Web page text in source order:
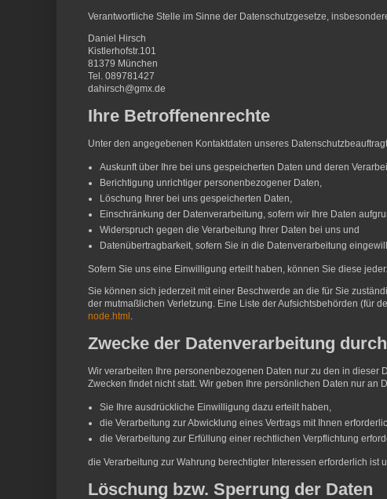
Verantwortliche Stelle im Sinne der Datenschutzgesetze,
Daniel Hirsch
Kistlerhofstr.101
81379 München
Tel. 089781427
dahirsch@gmx.de
Ihre Betroffenenrechte
Unter den angegebenen Kontaktdaten unseres
Auskunft über Ihre bei uns gespeicherten Daten und deren
Berichtigung unrichtiger personenbezogener Daten,
Löschung Ihrer bei uns gespeicherten Daten,
Einschränkung der Datenverarbeitung, sofern wir Ihre Daten
Widerspruch gegen die Verarbeitung Ihrer Daten bei uns und
Datenübertragbarkeit, sofern Sie in die Datenverarbeitung
Sofern Sie uns eine Einwilligung erteilt haben, können Sie diese
Sie können sich jederzeit mit einer Beschwerde an die für Sie
der mutmaßlichen Verletzung. Eine Liste der Aufsichtsbehörden (für
node.html .
Zwecke der Datenverarbeitung
Wir verarbeiten Ihre personenbezogenen Daten nur zu den in
Zwecken findet nicht statt. Wir geben Ihre persönlichen Daten nur an
Sie Ihre ausdrückliche Einwilligung dazu erteilt haben,
die Verarbeitung zur Abwicklung eines Vertrags mit Ihnen
die Verarbeitung zur Erfüllung einer rechtlichen Verpflichtung
die Verarbeitung zur Wahrung berechtigter Interessen erforderlich
Löschung bzw. Sperrung der Daten